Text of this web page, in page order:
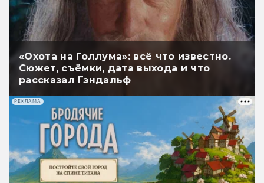
«Охота на Голлума»: всё что известно.
Сюжет, съёмки, дата выхода и что
рассказал Гэндальф
РЕКЛАМА